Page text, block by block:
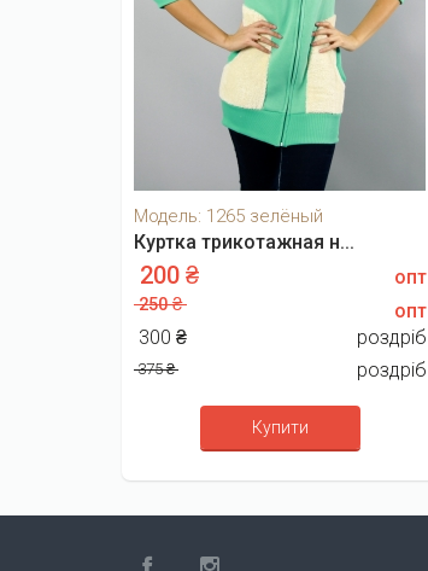
Модель: 1265 зелёный
Куртка трикотажная н...
200 ₴ опт
250 ₴
опт
300 ₴
роздріб
375 ₴ роздріб
Купити